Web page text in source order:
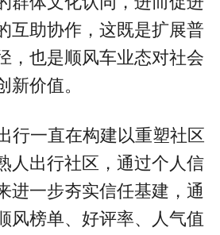
互助协作，这既是扩展普
，也是顺风车业态对社会
新价值。
行一直在构建以重塑社区
人出行社区，通过个人信
进一步夯实信任基建，通
风榜单、好评率、人气值